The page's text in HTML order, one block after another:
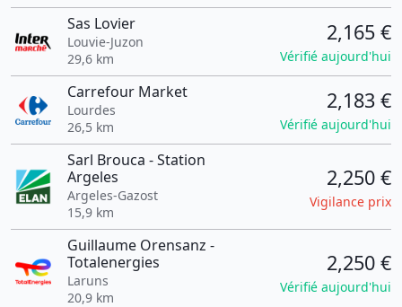
Sas Lovier
Louvie-Juzon
29,6 km
2,165 €
Vérifié aujourd'hui
Carrefour Market
Lourdes
26,5 km
2,183 €
Vérifié aujourd'hui
Sarl Brouca - Station
Argeles
Argeles-Gazost
15,9 km
2,250 €
Vigilance prix
Guillaume Orensanz -
Totalenergies
Laruns
20,9 km
2,250 €
Vérifié aujourd'hui